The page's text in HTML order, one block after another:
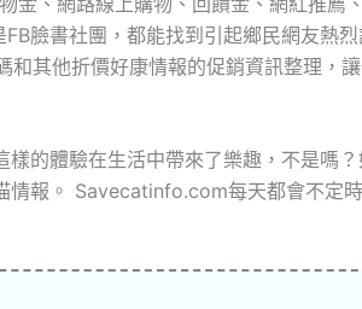
臉書社團，都能找到引起鄉民網友熱
其他折價好康情報的促銷資訊整理，
的體驗在生活中帶來了樂趣，不是嗎？
情報。 Savecatinfo.com每天都會不定